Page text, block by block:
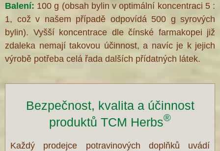
Balení: 100 g (obsah bylin v optimální koncentraci 5 :
1, což v našem případě odpovídá 500 g syrových
bylin). Vyšší koncentrace dle čínské farmakopei již
zdaleka nemají takovou účinnost, a navíc je k jejich
výrobě potřeba celá řada dalších přídatných látek.
Bezpečnost, kvalita a účinnost
produktů TCM Herbs®
Každý prodejce potravinových doplňků uvádí